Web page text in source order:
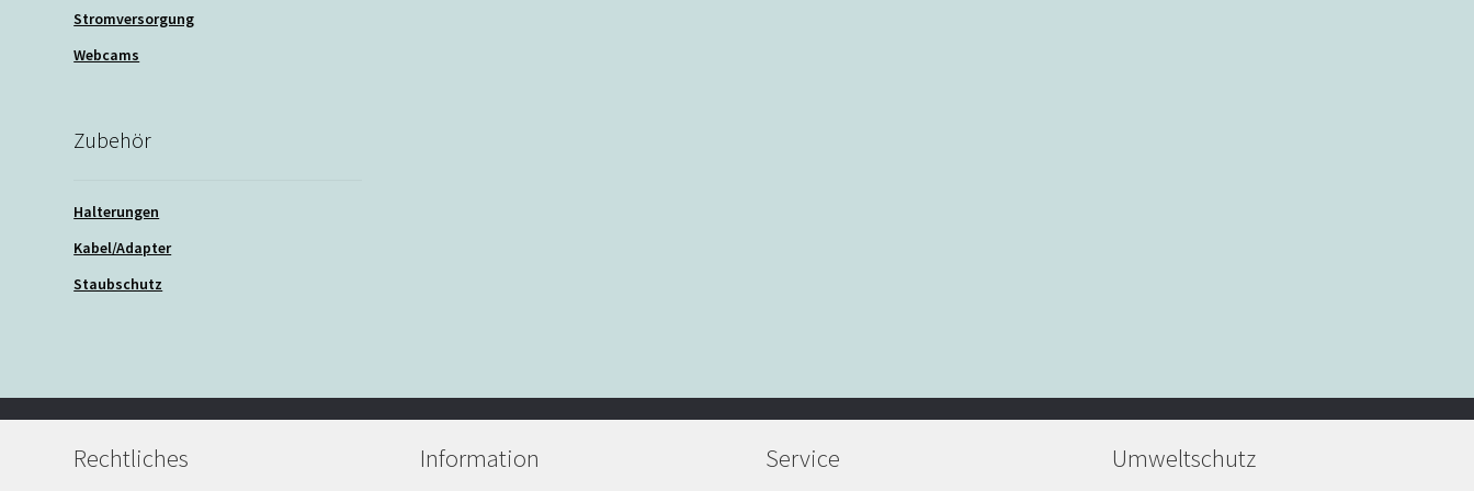
Stromversorgung
Webcams
Zubehör
Halterungen
Kabel/Adapter
Staubschutz
Rechtliches Information Service Umweltschutz